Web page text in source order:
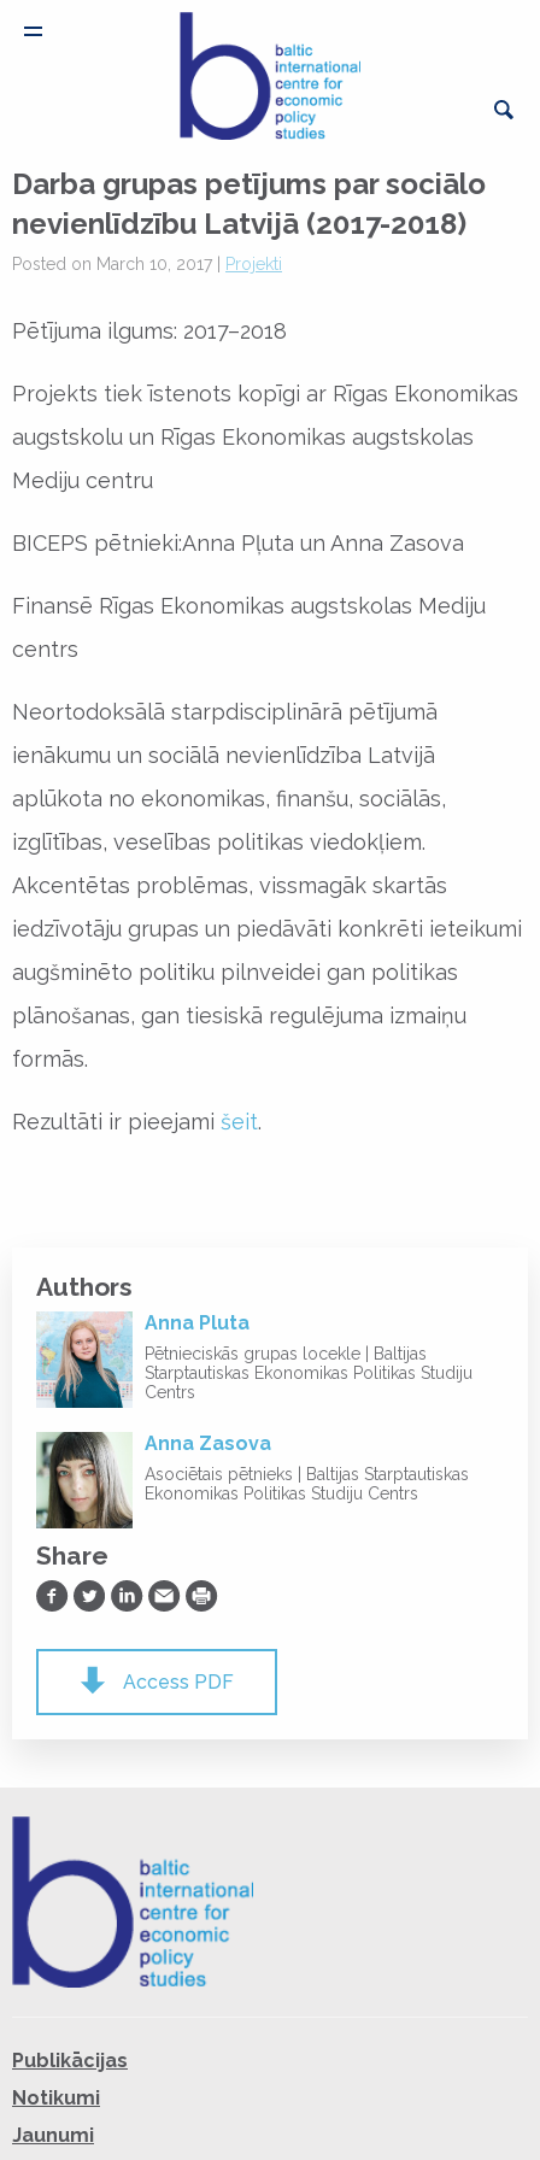
Darba grupas petījums par sociālo
nevienlīdzību Latvijā (2017-2018)
Posted on March 10, 2017 | Projekti
Pētījuma ilgums: 2017–2018
Projekts tiek īstenots kopīgi ar Rīgas Ekonomikas
augstskolu un Rīgas Ekonomikas augstskolas
Mediju centru
BICEPS pētnieki:Anna Pļuta un Anna Zasova
Finansē Rīgas Ekonomikas augstskolas Mediju
centrs
Neortodoksālā starpdisciplinārā pētījumā
ienākumu un sociālā nevienlīdzība Latvijā
aplūkota no ekonomikas, finanšu, sociālās,
izglītības, veselības politikas viedokļiem.
Akcentētas problēmas, vissmagāk skartās
iedzīvotāju grupas un piedāvāti konkrēti ieteikumi
augšminēto politiku pilnveidei gan politikas
plānošanas, gan tiesiskā regulējuma izmaiņu
formās.
Rezultāti ir pieejami šeit.
Authors
Anna Pluta
Pētnieciskās grupas locekle | Baltijas
Starptautiskas Ekonomikas Politikas Studiju
Centrs
Anna Zasova
Asociētais pētnieks | Baltijas Starptautiskas
Ekonomikas Politikas Studiju Centrs
Share
Share on Facebook
Share on Twitter
Share on LinkedIn
Share via Email
Print
Access PDF
Publikācijas
Notikumi
Jaunumi